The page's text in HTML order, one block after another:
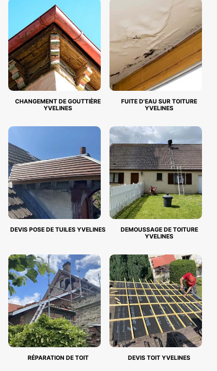
CHANGEMENT DE GOUTTIÈRE
YVELINES
FUITE D'EAU SUR TOITURE
YVELINES
DEVIS POSE DE TUILES YVELINES
DEMOUSSAGE DE TOITURE
YVELINES
RÉPARATION DE TOIT DEVIS TOIT YVELINES